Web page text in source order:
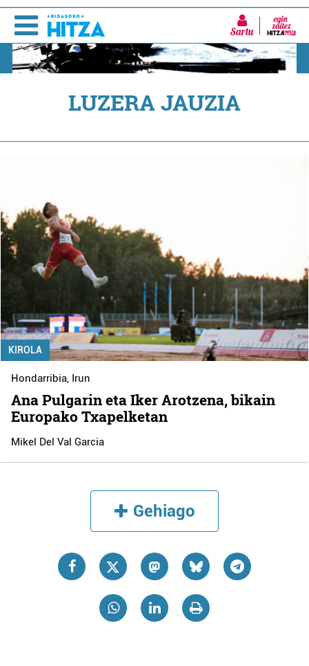
Sartu
LUZERA JAUZIA
KIROLA
Hondarribia, Irun
Ana Pulgarin eta Iker Arotzena, bikain
Europako Txapelketan
Mikel Del Val Garcia
Gehiago